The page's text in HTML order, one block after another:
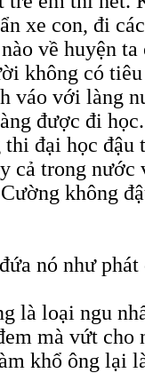
xe con, đi
về huyện
không có
váo với làng
được đi
thi đại học đậu
cả trong nước
không
nó như
là loại ngu
mà vứt cho
khổ ông lại